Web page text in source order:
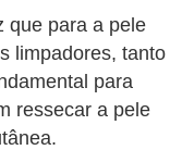
que para a pele
limpadores, tanto
para
ressecar a pele